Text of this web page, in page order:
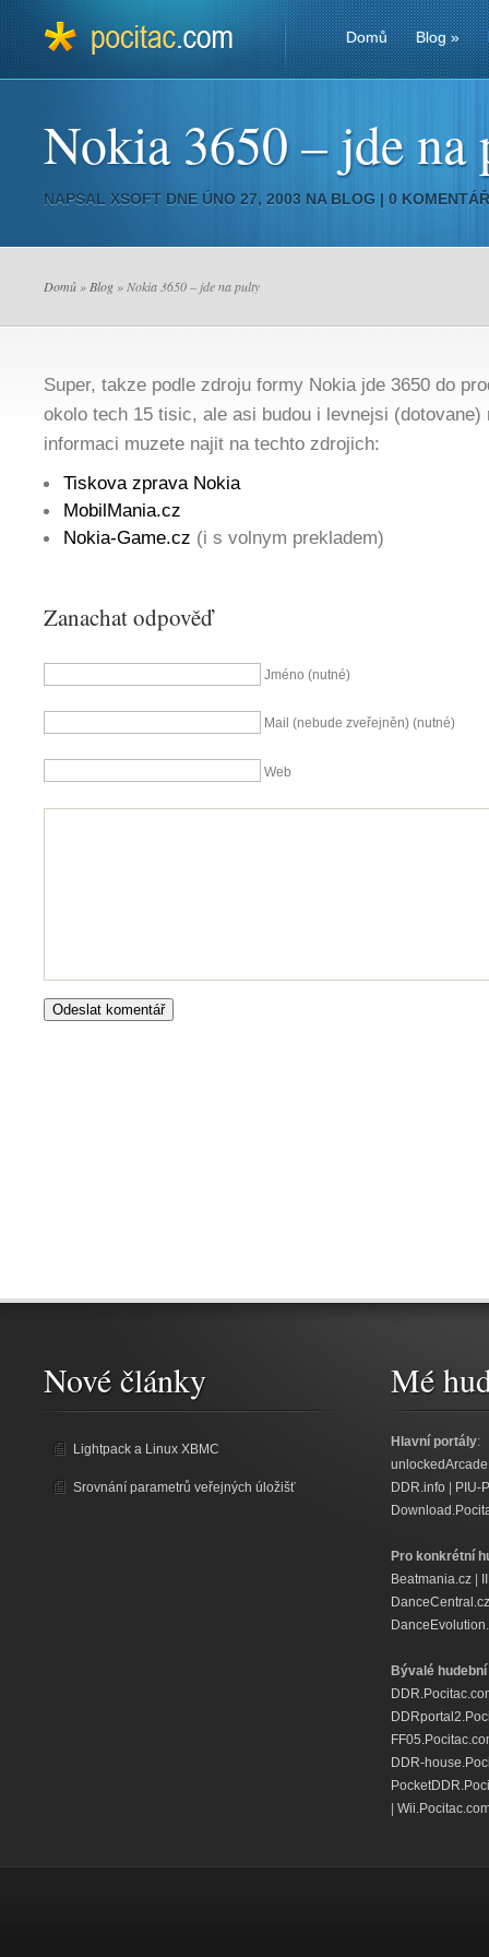
Domů Blog»
Nokia 3650 – jde na
NAPSAL XSOFT DNE ÚNO 27, 2003 NA BLOG | 0
Domů » Blog » Nokia 3650 – jde na pulty
Super, takze podle zdroju formy Nokia jde 3650 do
okolo tech 15 tisic, ale asi budou i levnejsi (dotovane)
informaci muzete najit na techto zdrojich:
Tiskova zprava Nokia
MobilMania.cz
Nokia-Game.cz (i s volnym prekladem)
Zanachat odpověď
Jméno (nutné)
Mail (nebude zveřejněn) (nutné)
Web
Nové články
Lightpack a Linux XBMC
Srovnání parametrů veřejných úložišť
Mé
Hlavní portály:
DDR.info
PIU-
Pro konkrétní
Beatmania.cz
DanceCentral.cz
Bývalé
DDR-